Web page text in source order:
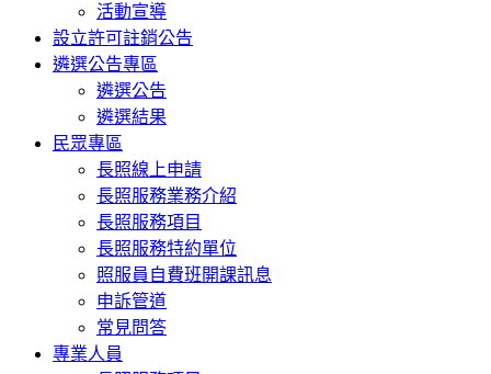
活動宣導
設立許可註銷公告
遴選公告專區
遴選公告
遴選結果
民眾專區
長照線上申請
長照服務業務介紹
長照服務項目
長照服務特約單位
照服員自費班開課訊息
申訴管道
常見問答
專業人員